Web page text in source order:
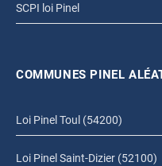
SCPI loi Pinel
COMMUNES PINEL
Loi Pinel Toul (54200)
Loi Pinel Saint-Dizier (52100)